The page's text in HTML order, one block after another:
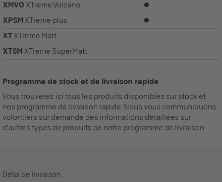
XMVO XTreme Volcano ⏺
XPSM XTreme plus ⏺
XTXTreme Matt
XTSM XTreme SuperMatt
Programme de stock et de livraison rapide
Vous trouverez ici tous les produits disponibles sur stock et
nos programme de livraison rapide. Nous vous communiquons
volontiers sur demande des informations détaillées sur
d'autres types de produits de notre programme de livraison.
Délai de livraison